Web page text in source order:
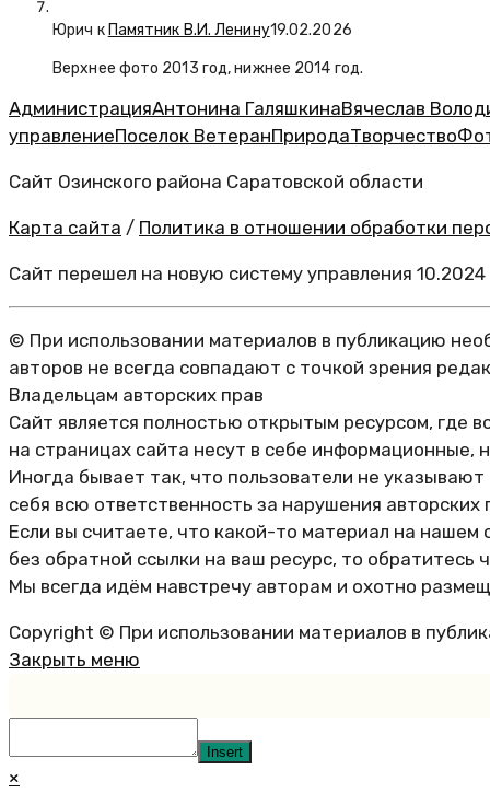
Юрич к Памятник В.И. Ленину19.02.2026
Верхнее фото 2013 год, нижнее 2014 год.
АдминистрацияАнтонина ГаляшкинаВячеслав
управлениеПоселок ВетеранПриродаТворчество
Сайт Озинского района Саратовской области
Карта сайта / Политика в отношении обработки
Сайт перешел на новую систему управления 10.2024
© При использовании материалов в публикацию
авторов не всегда совпадают с точкой зрения
Владельцам авторских прав
Сайт является полностью открытым ресурсом, где
на страницах сайта несут в себе информационные,
Иногда бывает так, что пользователи не
себя всю ответственность за нарушения авторских
Если вы считаете, что какой-то материал на
без обратной ссылки на ваш ресурс, то обратитесь
Мы всегда идём навстречу авторам и охотно
Copyright © При использовании материалов в
Закрыть меню
Insert
×